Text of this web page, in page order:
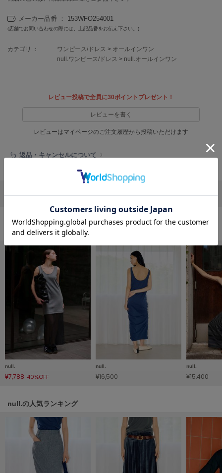
EIMY ISTOIRE
emmi
エトレトウキョウ
フィラ
フレイアイディー
FURFUR
gelato pique
ジェラート ピケ
GELATO PIQUE CAT&DOG
ジェラート ピケ キャットアンドドッグ
gelato pique Sleep
ジェラート ピケ スリープ
GRAMICCI
グラミチ
HUNTER
メーカー品番 ： 153WFO254001
(店舗でお問い合わせの際には、上記品番をお伝え下さい。)
カテゴリ ： ワンピース/ドレス > オールインワン
null.ワンピース/ドレス > null.オールインワン
レビュー投稿で全員に30ポイントプレゼント！
レビューを書く
レビューはマイページのご注文履歴から投稿いただけます
返品・キャンセルについて
ワンピース/ドレスの人気ランキング
null.
¥7,788 40%OFF
null.
¥16,500
null.
¥15,400
null.の人気ランキング